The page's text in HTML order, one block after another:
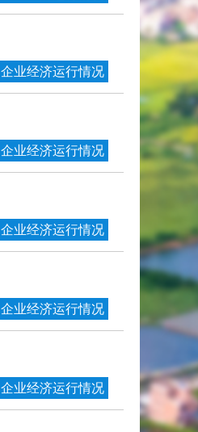
企业经济运行情况
企业经济运行情况
企业经济运行情况
企业经济运行情况
企业经济运行情况